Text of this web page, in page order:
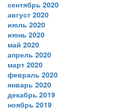
сентябрь 2020
август 2020
июль 2020
июнь 2020
май 2020
апрель 2020
март 2020
февраль 2020
январь 2020
декабрь 2019
ноябрь 2019